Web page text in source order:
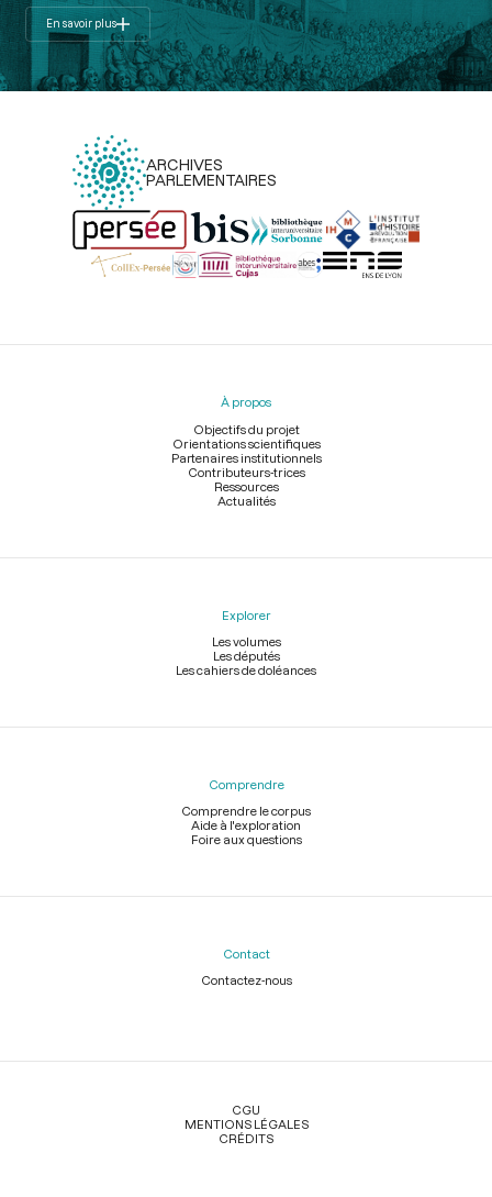
En savoir plus
ARCHIVES
PARLEMENTAIRES
Menu
À propos
Objectifs du projet
Orientations scientifiques
Partenaires institutionnels
Contributeurs-trices
Ressources
Actualités
Explorer
Les volumes
Les députés
Les cahiers de doléances
Comprendre
Comprendre le corpus
Aide à l'exploration
Foire aux questions
Contact
Contactez-nous
Légal
CGU
MENTIONS LÉGALES
CRÉDITS